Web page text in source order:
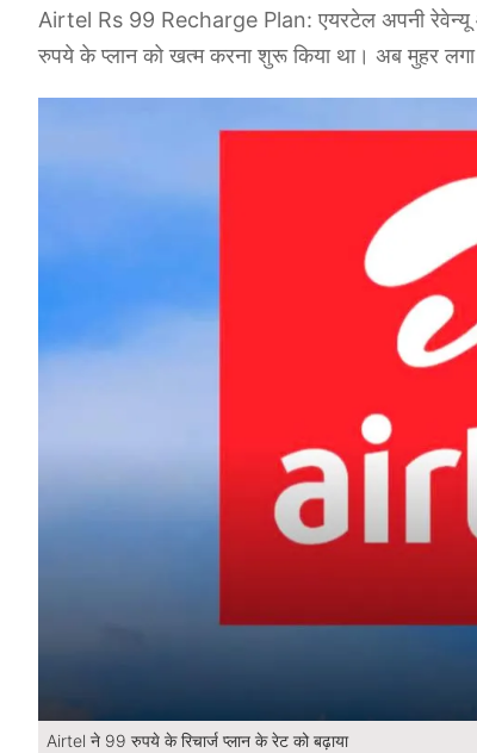
Airtel Rs 99 Recharge Plan: एयरटेल अपनी रेवेन्यू
रुपये के प्लान को खत्म करना शुरू किया था। अब मुहर लगा
Airtel ने 99 रुपये के रिचार्ज प्लान के रेट को बढ़ाया